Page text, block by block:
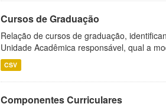
Cursos de Graduação
Relação de cursos de graduação,
Unidade Acadêmica responsável, qual a
CSV
Componentes Curriculares